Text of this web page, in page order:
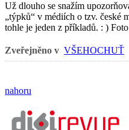
Už dlouho se snažím
„týpků“ v médiích o tzv. české
tohle je jeden z příkladů. : )
Zveřejněno v VŠEHOCHUŤ
nahoru